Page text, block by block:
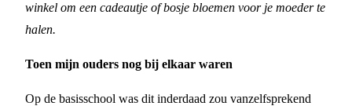
winkel om een cadeautje of bosje bloemen voor je moeder te
halen.
Toen mijn ouders nog bij elkaar waren
Op de basisschool was dit inderdaad zou vanzelfsprekend